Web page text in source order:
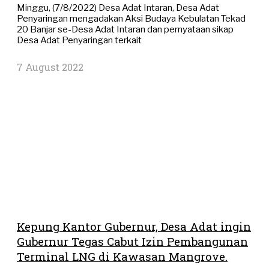
Minggu, (7/8/2022) Desa Adat Intaran, Desa Adat
Penyaringan mengadakan Aksi Budaya Kebulatan Tekad
20 Banjar se-Desa Adat Intaran dan pernyataan sikap
Desa Adat Penyaringan terkait
7 August 2022
Kepung Kantor Gubernur, Desa Adat ingin
Gubernur Tegas Cabut Izin Pembangunan
Terminal LNG di Kawasan Mangrove.